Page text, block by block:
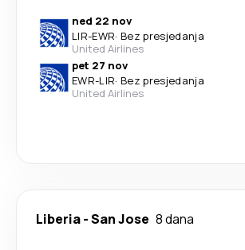
ned 22 nov
LIR-EWR· Bez presjedanja
United Airlines
pet 27 nov
EWR-LIR· Bez presjedanja
United Airlines
Liberia-San Jose 8 dana